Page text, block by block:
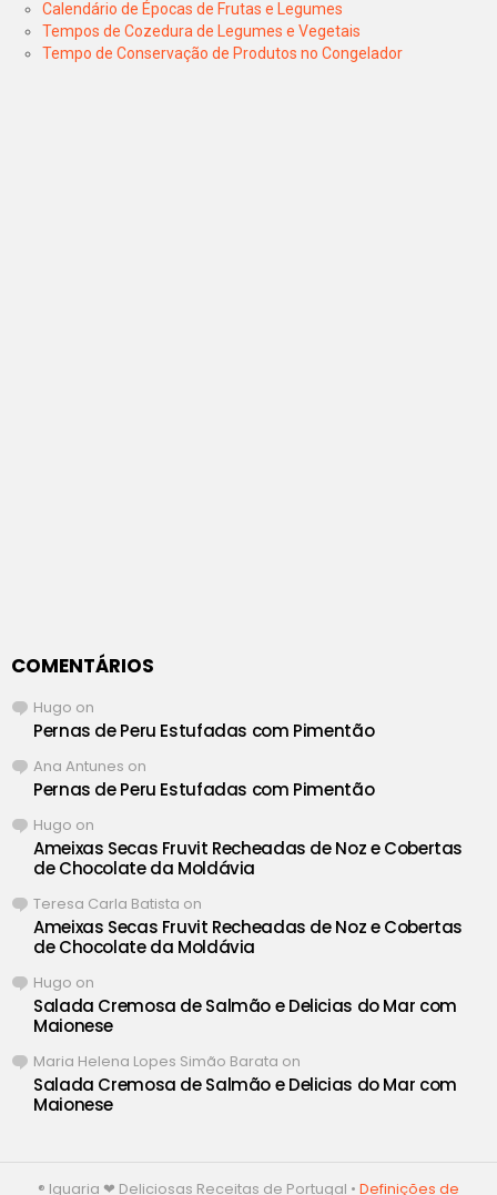
Calendário de Épocas de Frutas e Legumes
Tempos de Cozedura de Legumes e Vegetais
Tempo de Conservação de Produtos no Congelador
COMENTÁRIOS
Hugo on
Pernas de Peru Estufadas com Pimentão
Ana Antunes on
Pernas de Peru Estufadas com Pimentão
Hugo on
Ameixas Secas Fruvit Recheadas de Noz e Cobertas
de Chocolate da Moldávia
Teresa Carla Batista on
Ameixas Secas Fruvit Recheadas de Noz e Cobertas
de Chocolate da Moldávia
Hugo on
Salada Cremosa de Salmão e Delicias do Mar com
Maionese
Maria Helena Lopes Simão Barata on
Salada Cremosa de Salmão e Delicias do Mar com
Maionese
® Iguaria ❤ Deliciosas Receitas de Portugal • Definições de